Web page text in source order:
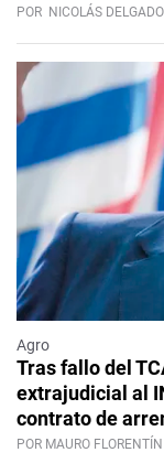
POR NICOLÁS DELGADO
Agro
Tras fallo del
extrajudicial al
contrato de
POR MAURO FLORENTÍN